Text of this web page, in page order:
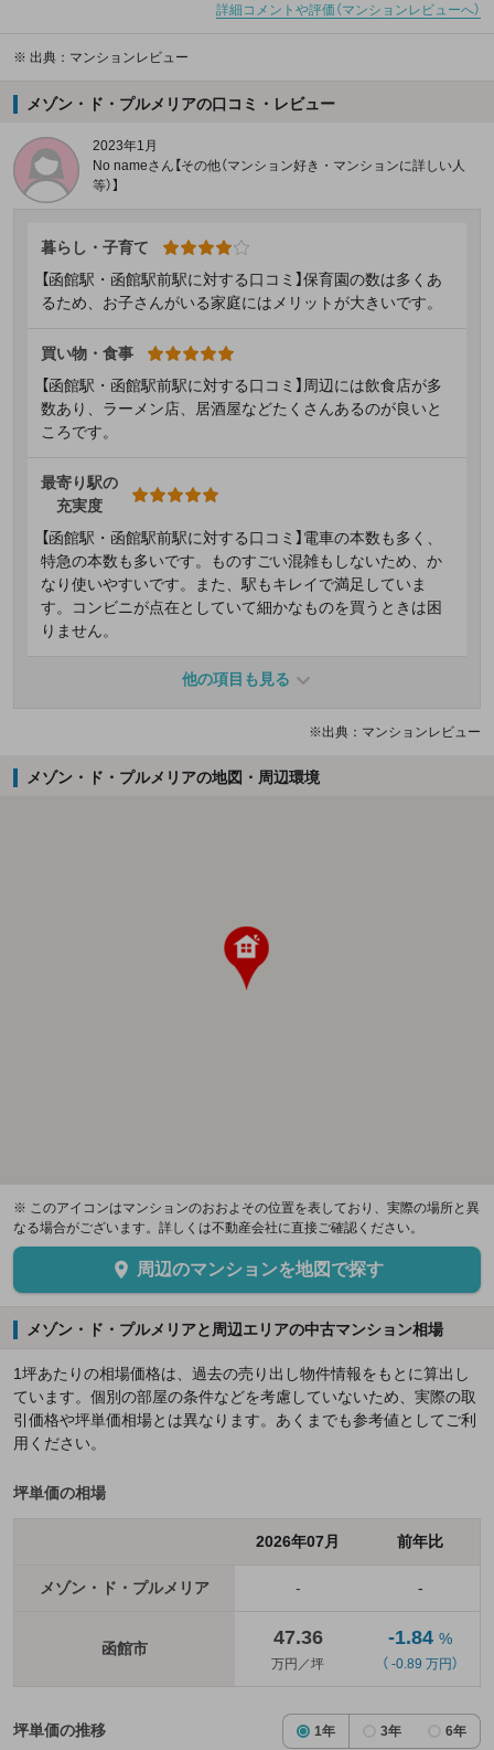
詳細コメントや評価（マンションレビューへ）
※ 出典：マンションレビュー
メゾン・ド・プルメリアの口コミ・レビュー
2023年1月
No nameさん【その他（マンション好き・マンションに詳しい人
等）】
暮らし・子育て
【函館駅・函館駅前駅に対する口コミ】保育園の数は多くあ
るため、お子さんがいる家庭にはメリットが大きいです。
買い物・食事
【函館駅・函館駅前駅に対する口コミ】周辺には飲食店が多
数あり、ラーメン店、居酒屋などたくさんあるのが良いと
ころです。
最寄り駅の
充実度
【函館駅・函館駅前駅に対する口コミ】電車の本数も多く、
特急の本数も多いです。ものすごい混雑もしないため、か
なり使いやすいです。また、駅もキレイで満足していま
す。コンビニが点在としていて細かなものを買うときは困
りません。
他の項目も見る
※出典：マンションレビュー
メゾン・ド・プルメリアの地図・周辺環境
※ このアイコンはマンションのおおよその位置を表しており、実際の場所と異
なる場合がございます。詳しくは不動産会社に直接ご確認ください。
周辺のマンションを地図で探す
メゾン・ド・プルメリアと周辺エリアの中古マンション相場
1坪あたりの相場価格は、過去の売り出し物件情報をもとに算出し
ています。個別の部屋の条件などを考慮していないため、実際の取
引価格や坪単価相場とは異なります。あくまでも参考値としてご利
用ください。
坪単価の相場
2026年07月 前年比
メゾン・ド・プルメリア - -
函館市 47.36
万円／坪
-1.84 %
（ -0.89 万円）
坪単価の推移 1年 3年 6年